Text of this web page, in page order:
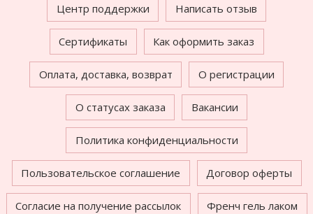
Центр поддержки Написать отзыв
Сертификаты Как оформить заказ
Оплата, доставка, возврат О регистрации
О статусах заказа Вакансии
Политика конфиденциальности
Пользовательское соглашение Договор оферты
Согласие на получение рассылок Френч гель лаком